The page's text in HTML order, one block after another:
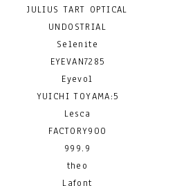
JULIUS TART OPTICAL
UNDOSTRIAL
Selenite
EYEVAN7285
Eyevol
YUICHI TOYAMA:5
Lesca
FACTORY900
999.9
theo
Lafont